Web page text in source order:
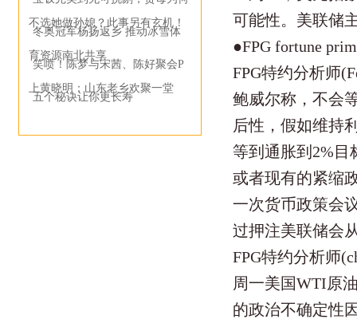
不选她做孙媳？此事另有玄机！
冬奥冠军杨扬返乡 推动冰雪体
育资源南北共享
笑喷！陈梦与宋茜、陈好聚会P
上黄晓明：山东老乡欢聚一堂
五个秘诀让你更长寿
可能性。美联储
●FPG fortune
FPG特约分析师
鲍威尔称，不会
后性，假如维持
等到通胀到2%目
或者现有的紧缩
一次货币政策会
过押注美联储会
FPG特约分析师
周一美国WTI原
的政治不确定性